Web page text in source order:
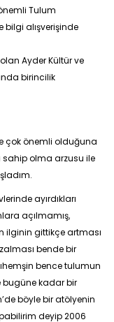
Tulum
bilgi alışverişinde
Ayder Kültür ve
birincilik
çok önemli olduğuna
olma arzusu ile
ayırdıkları
açılmamış,
ilginin gittikçe artması
bende bir
bence tulumun
bugüne kadar bir
böyle bir atölyenin
deyip 2006